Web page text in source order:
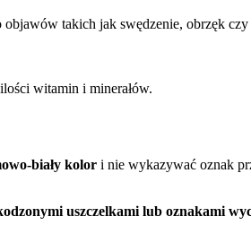
takich jak swędzenie, obrzęk
witamin i minerałów.
biały kolor i nie wykazywać oznak
uszczelkami lub oznakami